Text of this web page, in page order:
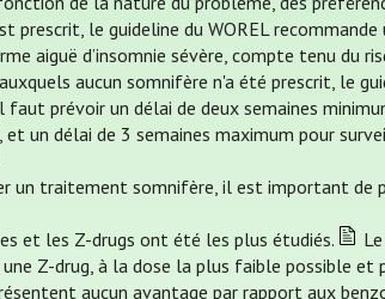
prescrit, le guideline du WOREL
aiguë d’insomnie sévère, compte tenu du
aucun somnifère n'a été prescrit, le
faut prévoir un délai de deux semaines
et un délai de 3 semaines maximum pour
un traitement somnifère, il est important de
et les Z-drugs ont été les plus étudiés.
Z-drug, à la dose la plus faible possible et
aucun avantage par rapport aux